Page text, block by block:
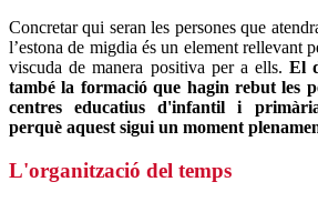
Concretar qui seran les persones que
l’estona de migdia és un element rellevant
viscuda de manera positiva per a ells.El
també la formació que hagin rebut les
centres educatius d'infantil i
perquè aquest sigui un moment
L'organització del temps